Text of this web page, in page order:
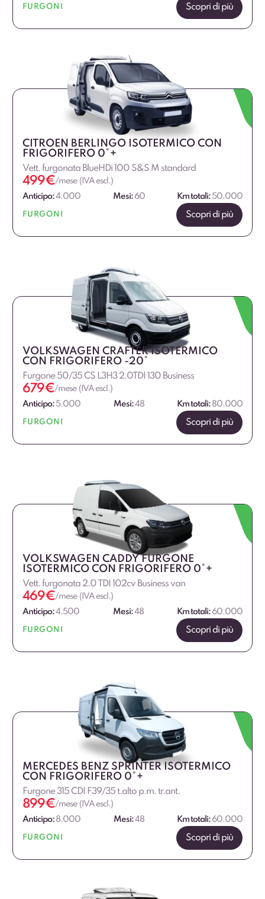
FURGONI Scopri di più
CITROEN BERLINGO ISOTERMICO CON
FRIGORIFERO 0°+
Vett. furgonata BlueHDi 100 S&S M standard
499€/mese (IVA escl.)
Anticipo:4.000 Mesi:60 Km totali: 50.000
FURGONI Scopri di più
VOLKSWAGEN CRAFTER ISOTERMICO
CON FRIGORIFERO -20°
Furgone 50/35 CS L3H3 2.0TDI 130 Business
679€/mese (IVA escl.)
Anticipo:5.000 Mesi:48 Km totali: 80.000
FURGONI Scopri di più
VOLKSWAGEN CADDY FURGONE
ISOTERMICO CON FRIGORIFERO 0°+
Vett. furgonata 2.0 TDI 102cv Business van
469€/mese (IVA escl.)
Anticipo:4.500 Mesi:48 Km totali: 60.000
FURGONI Scopri di più
MERCEDES BENZ SPRINTER ISOTERMICO
CON FRIGORIFERO 0°+
Furgone 315 CDI F39/35 t.alto p.m. tr.ant.
899€/mese (IVA escl.)
Anticipo:8.000 Mesi:48 Km totali: 60.000
FURGONI Scopri di più